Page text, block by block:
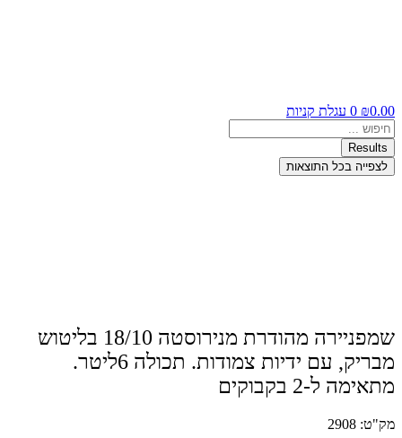
₪0.00
0 עגלת קניות
Search
...
Results
לצפייה בכל התוצאות
שמפניירה מהודרת מנירוסטה 18/10 בליטוש
מבריק, עם ידיות צמודות. תכולה 6ליטר.
מתאימה ל-2 בקבוקים
מק"ט: 2908